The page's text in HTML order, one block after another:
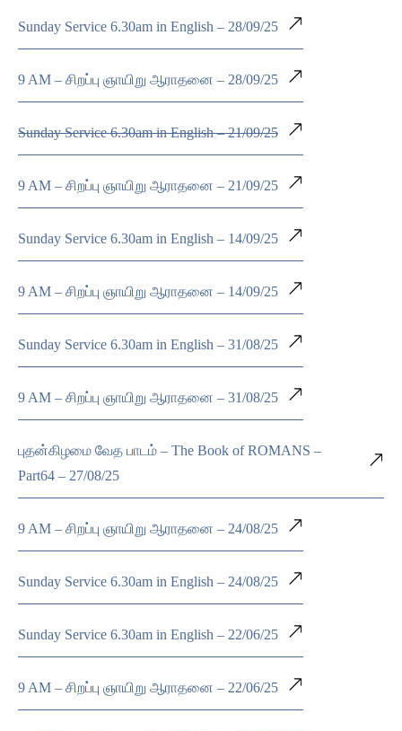
Sunday Service 6.30am in English – 28/09/25
9 AM – சிறப்பு ஞாயிறு ஆராதனை – 28/09/25
Sunday Service 6.30am in English – 21/09/25
9 AM – சிறப்பு ஞாயிறு ஆராதனை – 21/09/25
Sunday Service 6.30am in English – 14/09/25
9 AM – சிறப்பு ஞாயிறு ஆராதனை – 14/09/25
Sunday Service 6.30am in English – 31/08/25
9 AM – சிறப்பு ஞாயிறு ஆராதனை – 31/08/25
புதன்கிழமை வேத பாடம் – The Book of ROMANS –
Part64 – 27/08/25
9 AM – சிறப்பு ஞாயிறு ஆராதனை – 24/08/25
Sunday Service 6.30am in English – 24/08/25
Sunday Service 6.30am in English – 22/06/25
9 AM – சிறப்பு ஞாயிறு ஆராதனை – 22/06/25